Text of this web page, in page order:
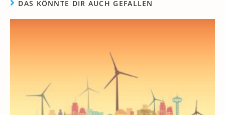
DAS KÖNNTE DIR AUCH GEFALLEN